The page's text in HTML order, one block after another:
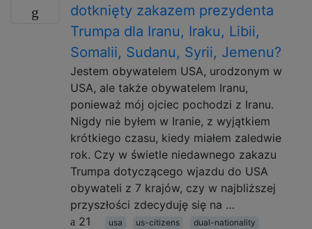
dotknięty zakazem prezydenta
Trumpa dla Iranu, Iraku, Libii,
Somalii, Sudanu, Syrii, Jemenu?
Jestem obywatelem USA, urodzonym w
USA, ale także obywatelem Iranu,
ponieważ mój ojciec pochodzi z Iranu.
Nigdy nie byłem w Iranie, z wyjątkiem
krótkiego czasu, kiedy miałem zaledwie
rok. Czy w świetle niedawnego zakazu
Trumpa dotyczącego wjazdu do USA
obywateli z 7 krajów, czy w najbliższej
przyszłości zdecyduję się na …
21
usa us-citizens
dual-nationality